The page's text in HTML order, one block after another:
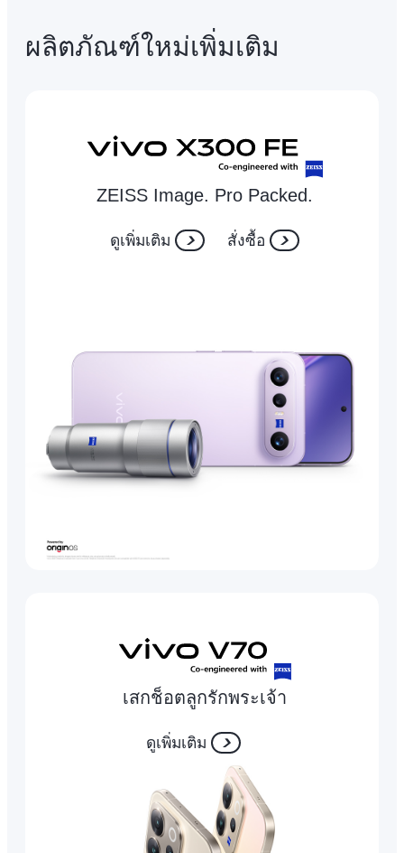
ผลิตภัณฑ์ใหม่เพิ่มเติม
ZEISS Image. Pro Packed.
ดูเพิ่มเติม สั่งซื้อ
เสกช็อตลูกรักพระเจ้า
ดูเพิ่มเติม